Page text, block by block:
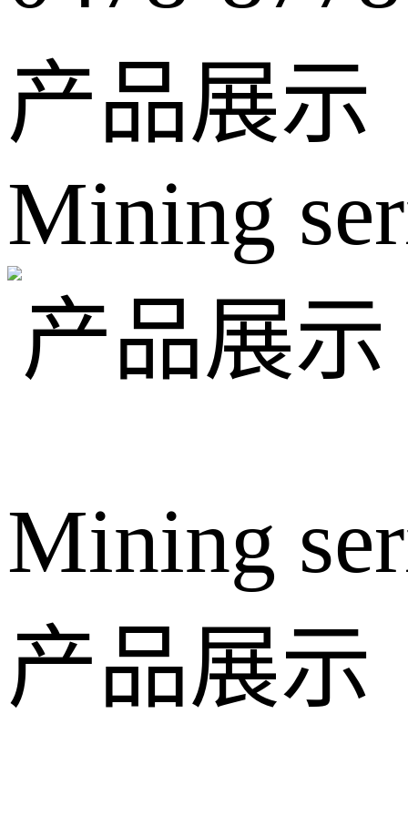
产品展示
Mining
Mining
产品展示